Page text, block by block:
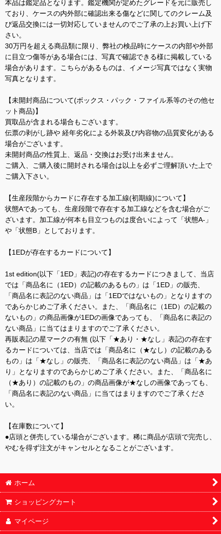
本品は鑑定品となります。鑑定機関が定めたグレードを元に販売し
ており、ケースの内外部に確認出来る傷などに関してのクレーム及
び返品交換には一切対応していませんのでご了承の上お買い上げ下
さい。
30万円を超える商品類に限り、弊社の検品時にケースの内部や外部
に目立つ傷等がある場合には、写真で確認できる様に掲載している
場合があります。こちらがあるものは、イメージ写真ではなく実物
写真となります。
【未開封商品について(ボックス・パック・ファイル系等のその他セ
ット商品)】
買取品が含まれる場合もございます。
伝票の剥がし跡や 経年劣化による外装及び内容物の品質変化がある
場合がございます。
未開封商品の性質上、返品・交換はお受け出来ません。
ご購入、ご購入後に開封される場合は以上を必ずご理解頂いた上で
ご購入下さい。
【生産段階からカードに存在する加工線(初期線)について】
状態Aであっても、生産段階で存在する加工線などを含む場合がご
ざいます。加工線が何本も目立つものは度合いによって「状態A-」
や「状態B」としております。
【1EDが存在するカードについて】
1st edition(以下「1ED」表記)の存在するカードにつきまして、当店
では「商品名に（1ED）の記載のあるもの」は「1ED」の販売、
「商品名に表記のない商品」は「1EDではないもの」となりますの
であらかじめご了承ください。また、「商品名に（1ED）の記載の
ないもの」の商品画像が1EDの画像であっても、「商品名に表記の
ない商品」に当てはまりますのでご了承ください。
再販表記の星マークの有無 (以下「★あり・★なし」表記)の存在す
るカードについては、当店では「商品名に（★なし）の記載のある
もの」は「★なし」の販売、「商品名に表記のない商品」は「★あ
り」となりますのであらかじめご了承ください。また、「商品名に
（★あり）の記載のもの」の商品画像が★なしの画像であっても、
「商品名に表記のない商品」に当てはまりますのでご了承くださ
い。
【在庫数について】
●店頭と併売している場合がございます。稀に商品が店頭で完売し、
やむを得ず注文がキャンセルとなることがございます。
ホーム
ショッピングカート
マイページ